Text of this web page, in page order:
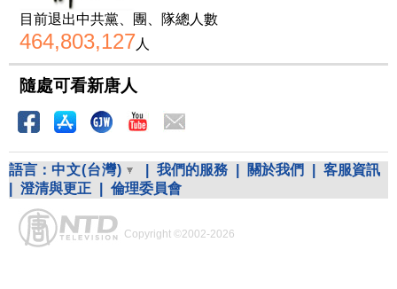
目前退出中共黨、團、隊總人數
464,803,127人
隨處可看新唐人
語言： 中文(台灣) 我們的服務 關於我們
客服資訊
澄清與更正 倫理委員會
Copyright ©2002-2026